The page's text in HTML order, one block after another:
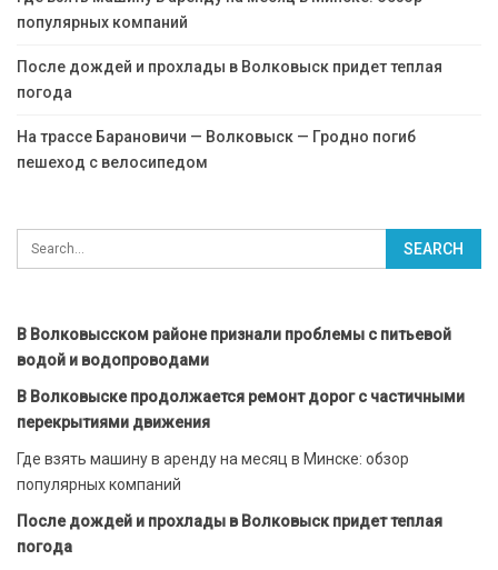
популярных компаний
После дождей и прохлады в Волковыск придет теплая
погода
На трассе Барановичи — Волковыск — Гродно погиб
пешеход с велосипедом
В Волковысском районе признали проблемы с питьевой
водой и водопроводами
В Волковыске продолжается ремонт дорог с частичными
перекрытиями движения
Где взять машину в аренду на месяц в Минске: обзор
популярных компаний
После дождей и прохлады в Волковыск придет теплая
погода